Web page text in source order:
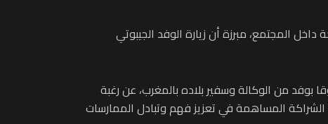
المجتمع، مبرزة أن زيارة الوفد الجيبوتي
بوفد من الوكالة وسفير بلاده بالمغرب، عن رغبة
المساهمة في تعزيز فهم وتبادل الممارسات